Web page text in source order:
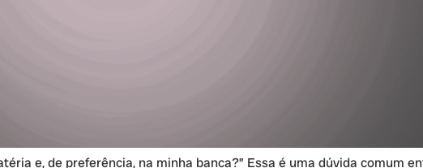
e, de preferência, na minha banca?” Essa é uma dúvida comum